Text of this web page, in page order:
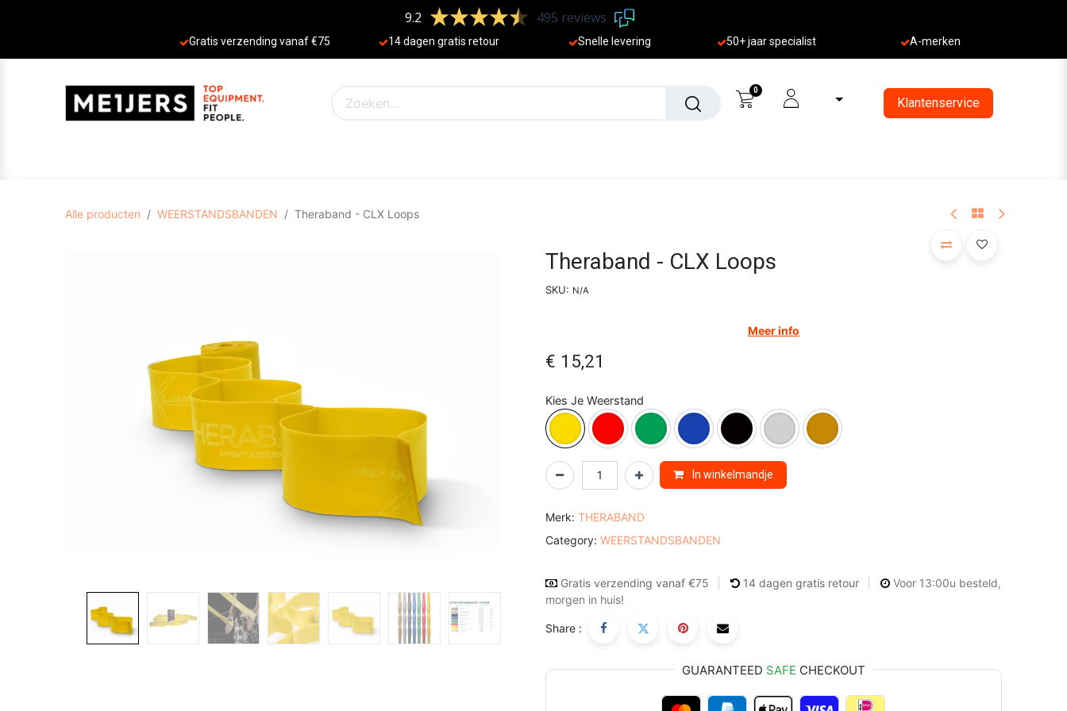
9.2 495 reviews
Gratis verzending vanaf €75 14 dagen gratis retour Sne lle levering 50+ jaar specialist A-merken
0
Klantenservice
Alle producten WEERSTANDSBANDEN Theraband - CLX Loops
Theraband - CLX Loops
SKU: N/A
Meer info
€ 15,21
Kies Je Weerstand
In winkelmandje
Merk: THERABAND
Category: WEERSTANDSBANDEN
Gratis verzending vanaf €75 14 dagen gratis retour
Voor 13:00u besteld,
morgen in huis!
Share :
GUARANTEED SAFE CHECKOUT